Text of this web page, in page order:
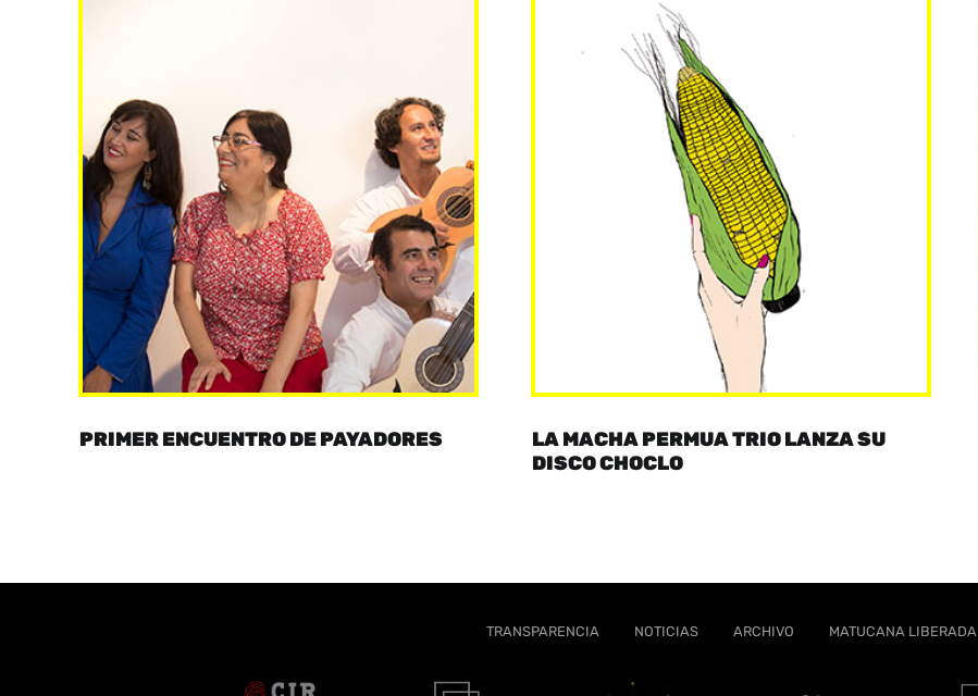
PRIMER ENCUENTRO DE PAYADORES
LA MACHA PERMUA TRIO LANZA SU
DISCO CHOCLO
TRANSPARENCIA NOTICIAS ARCHIVO MATUCANA LIBERADA